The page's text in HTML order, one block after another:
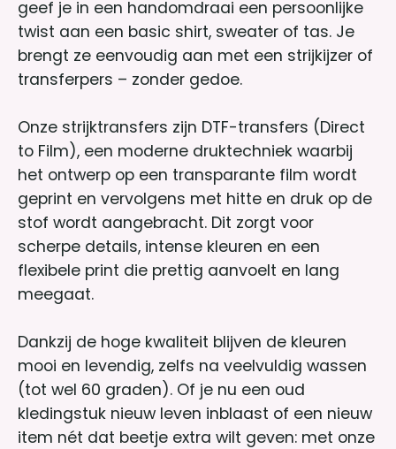
geef je in een handomdraai een persoonlijke
twist aan een basic shirt, sweater of tas. Je
brengt ze eenvoudig aan met een strijkijzer of
transferpers – zonder gedoe.
Onze strijktransfers zijn DTF-transfers (Direct
to Film), een moderne druktechniek waarbij
het ontwerp op een transparante film wordt
geprint en vervolgens met hitte en druk op de
stof wordt aangebracht. Dit zorgt voor
scherpe details, intense kleuren en een
flexibele print die prettig aanvoelt en lang
meegaat.
Dankzij de hoge kwaliteit blijven de kleuren
mooi en levendig, zelfs na veelvuldig wassen
(tot wel 60 graden). Of je nu een oud
kledingstuk nieuw leven inblaast of een nieuw
item nét dat beetje extra wilt geven: met onze